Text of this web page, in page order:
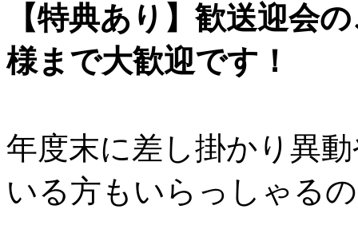
【特典あり】歓送迎会
様まで大歓迎です！
年度末に差し掛かり異
いる方もいらっしゃる